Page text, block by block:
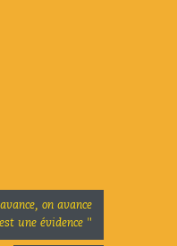
on avance
une évidence "